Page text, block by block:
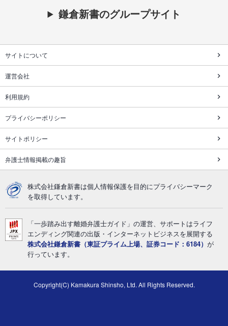
鎌倉新書のグループサイト
サイトについて
運営会社
利用規約
プライバシーポリシー
サイトポリシー
弁護士情報掲載の趣旨
株式会社鎌倉新書は個人情報保護を目的にプライバシーマーク
を取得しています。
「一歩踏み出す離婚弁護士ガイド」の運営、サポートはライフ
エンディング関連の出版・インターネットビジネスを展開する
株式会社鎌倉新書（東証プライム上場、証券コード：6184） が
行っています。
Copyright(C) Kamakura Shinsho, Ltd. All Rights Reserved.